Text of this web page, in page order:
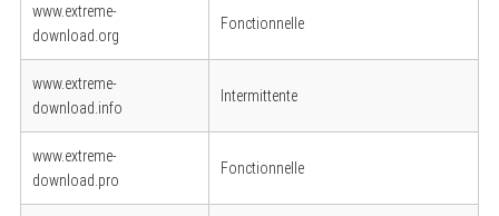
www.extreme-
download.org
Fonctionnelle
www.extreme-
download.info
Intermittente
www.extreme-
download.pro
Fonctionnelle